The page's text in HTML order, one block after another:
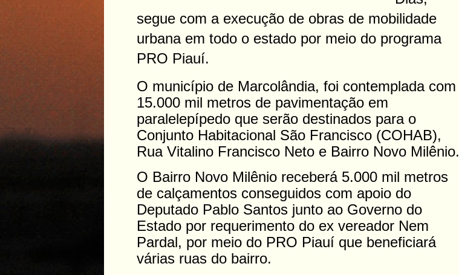
segue com a execução de obras de mobilidade
urbana em todo o estado por meio do programa
PRO Piauí.
O município de Marcolândia, foi contemplada com
15.000 mil metros de pavimentação em
paralelepípedo que serão destinados para o
Conjunto Habitacional São Francisco (COHAB),
Rua Vitalino Francisco Neto e Bairro Novo Milênio.
O Bairro Novo Milênio receberá 5.000 mil metros
de calçamentos conseguidos com apoio do
Deputado Pablo Santos junto ao Governo do
Estado por requerimento do ex vereador Nem
Pardal, por meio do PRO Piauí que beneficiará
várias ruas do bairro.